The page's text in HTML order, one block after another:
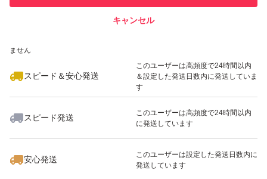
ません
スピード＆安心発送
このユーザーは高頻度で24時間以内
＆設定した発送日数内に発送していま
す
スピード発送
このユーザーは高頻度で24時間以内
に発送しています
安心発送
このユーザーは設定した発送日数内に
発送しています
キャンセル
いいね！
21,000